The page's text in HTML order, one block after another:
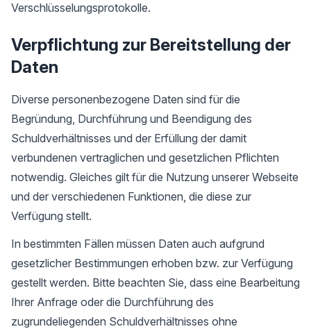
Verschlüsselungsprotokolle.
Verpflichtung zur Bereitstellung der
Daten
Diverse personenbezogene Daten sind für die
Begründung, Durchführung und Beendigung des
Schuldverhältnisses und der Erfüllung der damit
verbundenen vertraglichen und gesetzlichen Pflichten
notwendig. Gleiches gilt für die Nutzung unserer Webseite
und der verschiedenen Funktionen, die diese zur
Verfügung stellt.
In bestimmten Fällen müssen Daten auch aufgrund
gesetzlicher Bestimmungen erhoben bzw. zur Verfügung
gestellt werden. Bitte beachten Sie, dass eine Bearbeitung
Ihrer Anfrage oder die Durchführung des
zugrundeliegenden Schuldverhältnisses ohne